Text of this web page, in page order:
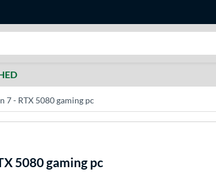
7 - RTX 5080 gaming pc
5080 gaming pc